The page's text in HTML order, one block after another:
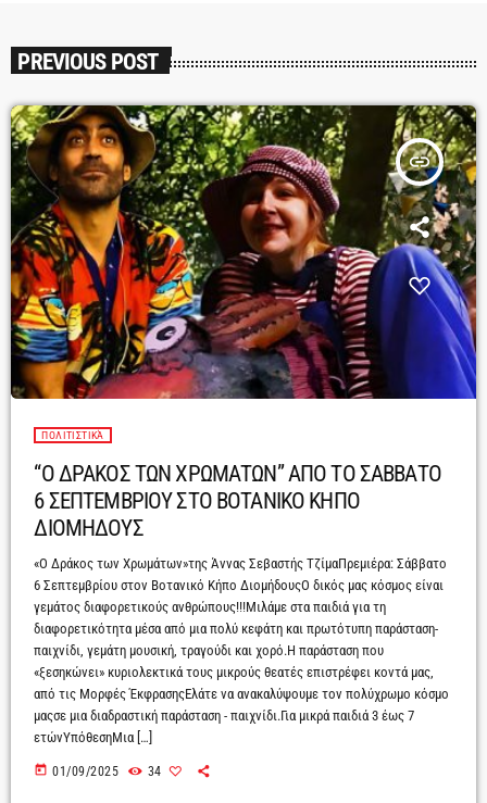
PREVIOUS POST
insert_link
ΠΟΛΙΤΙΣΤΙΚΆ
“Ο ΔΡΑΚΟΣ ΤΩΝ ΧΡΩΜΑΤΩΝ” ΑΠΟ ΤΟ ΣΑΒΒΑΤΟ
6 ΣΕΠΤΕΜΒΡΙΟΥ ΣΤΟ ΒΟΤΑΝΙΚΟ ΚΗΠΟ
ΔΙΟΜΗΔΟΥΣ
«Ο Δράκος των Χρωμάτων»της Άννας Σεβαστής ΤζίμαΠρεμιέρα: Σάββατο
6 Σεπτεμβρίου στον Βοτανικό Κήπο ΔιομήδουςΟ δικός μας κόσμος είναι
γεμάτος διαφορετικούς ανθρώπους!!!Μιλάμε στα παιδιά για τη
διαφορετικότητα μέσα από μια πολύ κεφάτη και πρωτότυπη παράσταση-
παιχνίδι, γεμάτη μουσική, τραγούδι και χορό.Η παράσταση που
«ξεσηκώνει» κυριολεκτικά τους μικρούς θεατές επιστρέφει κοντά μας,
από τις Μορφές ΈκφρασηςΕλάτε να ανακαλύψουμε τον πολύχρωμο κόσμο
μαςσε μια διαδραστική παράσταση - παιχνίδι.Για μικρά παιδιά 3 έως 7
ετώνΥπόθεσηΜια […]
today 01/09/2025 34